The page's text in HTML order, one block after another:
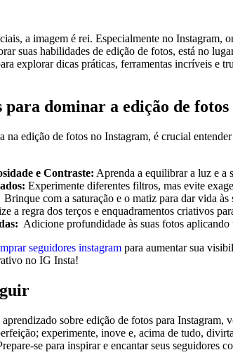
a ⁢imagem é rei. Especialmente no Instagram,
suas habilidades de edição de fotos, está no
explorar ​dicas práticas, ferramentas incríveis e
para dominar a edição de
na edição de fotos no Instagram, ⁣é crucial‍
e Contraste: ​Aprenda a equilibrar a‌ luz e a
Experimente diferentes filtros, mas evite
Brinque com a⁤ saturação e o matiz ​para ​dar vida
a regra dos⁣ terços e enquadramentos ‌criativos
Adicione ⁢profundidade às suas ‍fotos
seguidores instagram para aumentar⁤ sua
no IG Insta!
sobre edição‌ de fotos​ para Instagram,⁢
experimente, inove e, acima de tudo,
se⁣ para ⁣inspirar ⁣e encantar‌ seus seguidores